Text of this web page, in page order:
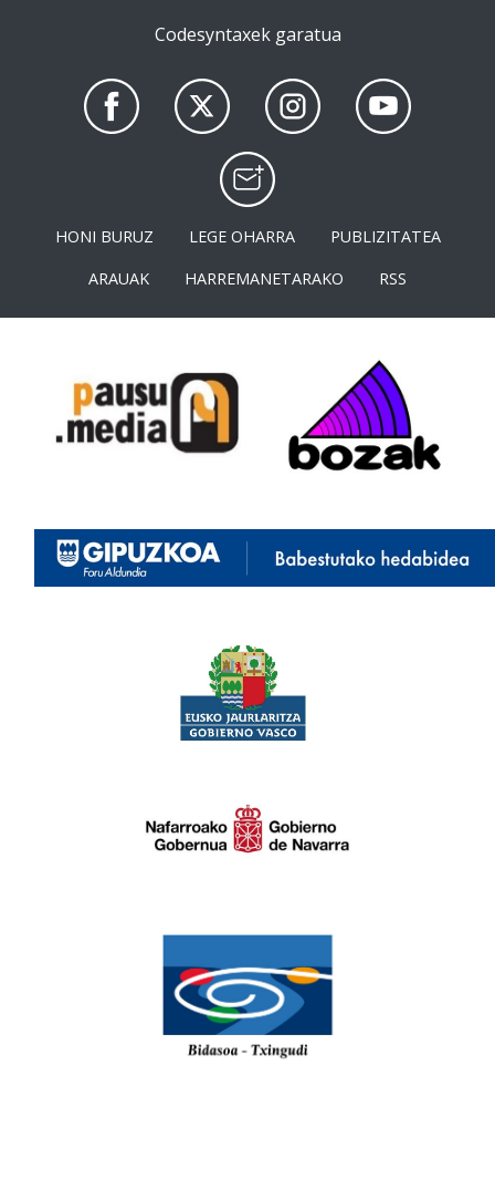
Codesyntaxek garatua
HONI BURUZ LEGE OHARRA
PUBLIZITATEA
ARAUAK
HARREMANETARAKO RSS